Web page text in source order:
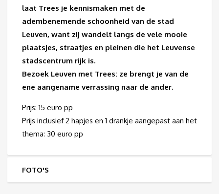
laat Trees je kennismaken met de
adembenemende schoonheid van de stad
Leuven, want zij wandelt langs de vele mooie
plaatsjes, straatjes en pleinen die het Leuvense
stadscentrum rijk is.
Bezoek Leuven met Trees: ze brengt je van de
ene aangename verrassing naar de ander.
Prijs: 15 euro pp
Prijs inclusief 2 hapjes en 1 drankje aangepast aan het
thema: 30 euro pp
FOTO'S